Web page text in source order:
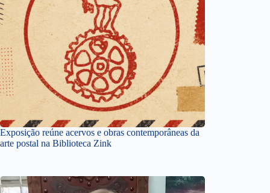
Exposição reúne acervos e obras contemporâneas da
arte postal na Biblioteca Zink